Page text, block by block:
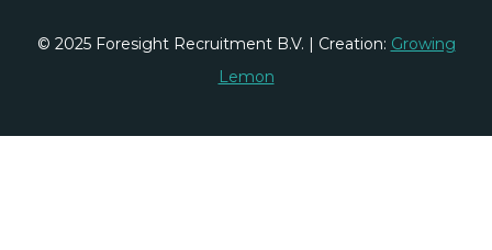
© 2025 Foresight Recruitment B.V. | Creation: Growing
Lemon